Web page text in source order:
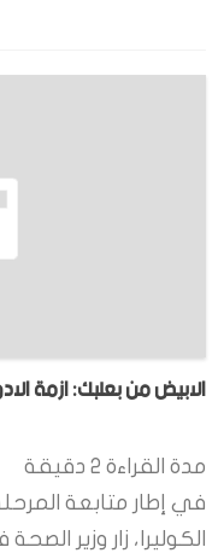
الابيض من بعلبك: ازمة
مدة القراءة 2 دقيقة
في إطار متابعة
الكوليرا، زار وزير